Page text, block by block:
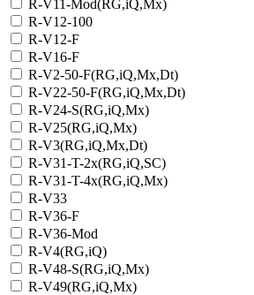
R-V11-Mod(RG,iQ,Mx)
R-V12-100
R-V12-F
R-V16-F
R-V2-50-F(RG,iQ,Mx,Dt)
R-V22-50-F(RG,iQ,Mx,Dt)
R-V24-S(RG,iQ,Mx)
R-V25(RG,iQ,Mx)
R-V3(RG,iQ,Mx,Dt)
R-V31-T-2x(RG,iQ,SC)
R-V31-T-4x(RG,iQ,Mx)
R-V33
R-V36-F
R-V36-Mod
R-V4(RG,iQ)
R-V48-S(RG,iQ,Mx)
R-V49(RG,iQ,Mx)